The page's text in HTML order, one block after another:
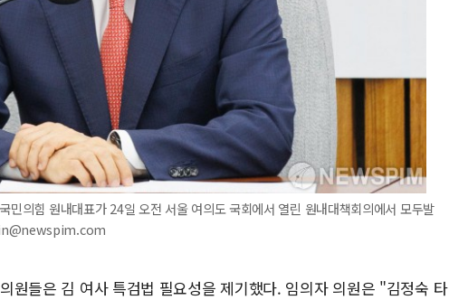
민의힘 원내대표가 24일 오전 서울 여의도 국회에서 열린 원내대책회의에서 모두발
원들은 김 여사 특검법 필요성을 제기했다. 임의자 의원은 "김정숙 타